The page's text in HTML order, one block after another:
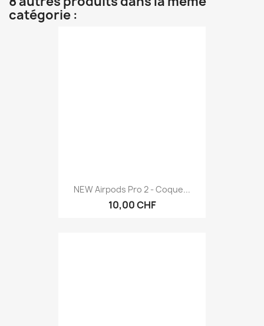
catégorie :
NEW Airpods Pro 2 - Coque...
10,00 CHF